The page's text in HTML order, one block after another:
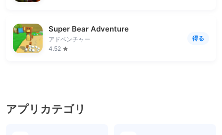
Super Bear Adventure
アドベンチャー
4.52
得る
アプリカテゴリ